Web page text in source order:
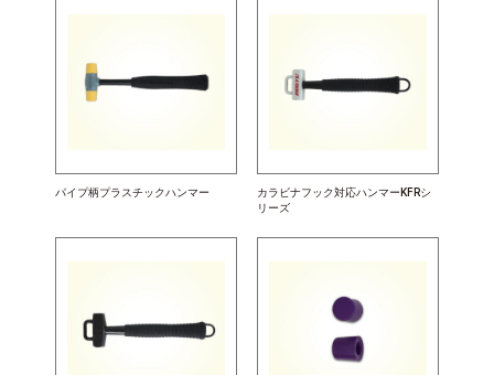
パイプ柄プラスチックハンマー
カラビナフック対応ハンマーKFRシ
リーズ